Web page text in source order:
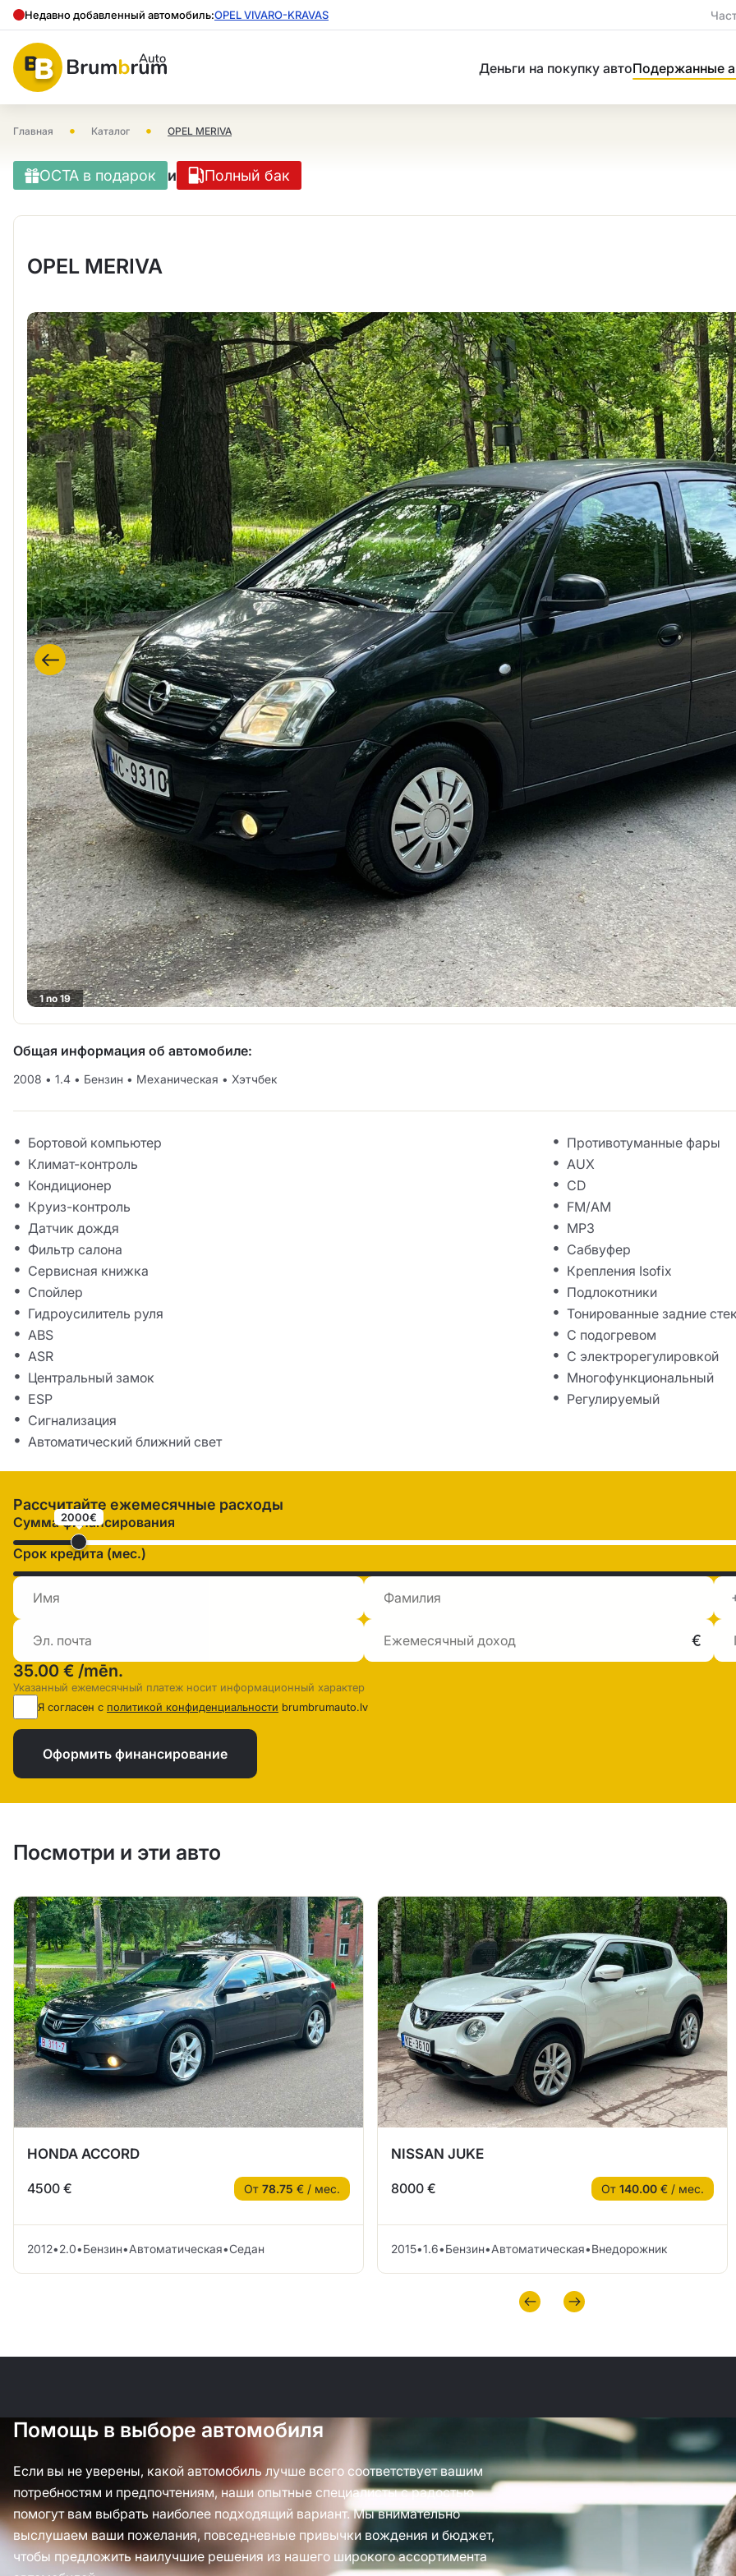
Недавно добавленный автомобиль:OPEL VIVARO-KRAVAS
Деньги на покупку автоПодержанные
Главная • Каталог • OPEL MERIVA
OCTA в подарок и Полный бак
OPEL MERIVA
1 no 19
Общая информация об автомобиле:
2008 • 1.4 • Бензин • Механическая • Хэтчбек
Бортовой компьютер
Климат-контроль
Кондиционер
Круиз-контроль
Датчик дождя
Фильтр салона
Сервисная книжка
Спойлер
Гидроусилитель руля
ABS
ASR
Центральный замок
ESP
Сигнализация
Автоматический ближний свет
Противотуманные фары
AUX
CD
FM/AM
MP3
Сабвуфер
Крепления Isofix
Подлокотники
Тонированные задние
С подогревом
С электрорегулировкой
Многофункциональный
Регулируемый
Рассчитайте ежемесячные расходы
Сумма финансирования
2000€
Срок кредита (мес.)
35.00 € /mēn.
Указанный ежемесячный платеж носит информационный характер
Я согласен с политикой конфиденциальности brumbrumauto.lv
Оформить финансирование
Посмотри и эти авто
HONDA ACCORD
4500 € От 78.75 € / мес.
2012•2.0•Бензин•Автоматическая•Седан
NISSAN JUKE
8000 € От 140.00 € / мес.
2015•1.6•Бензин•Автоматическая•Внедорожник
Помощь в выборе автомобиля
Если вы не уверены, какой автомобиль лучше всего соответствует вашим
потребностям и предпочтениям, наши опытные специалисты с радостью
помогут вам выбрать наиболее подходящий вариант. Мы внимательно
выслушаем ваши пожелания, повседневные привычки вождения и бюджет,
чтобы предложить наилучшие решения из нашего широкого ассортимента